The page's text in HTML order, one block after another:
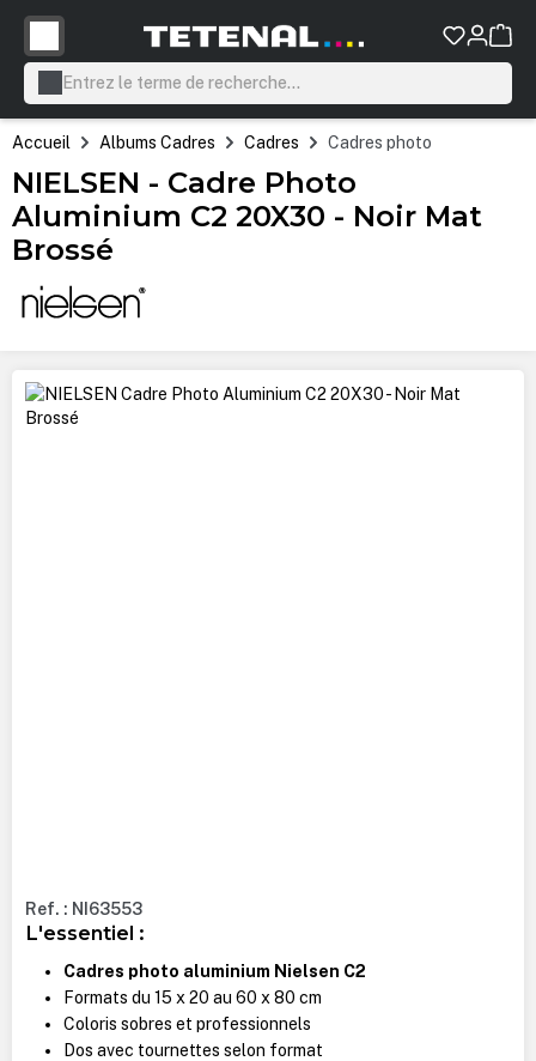
principal
Accueil Albums Cadres Cadres Cadres photo
NIELSEN - Cadre Photo
Aluminium C2 20X30 - Noir Mat
Brossé
Ignorer la galerie d'images
Ref. : NI63553
L'essentiel :
Cadres photo aluminium Nielsen C2
Formats du 15 x 20 au 60 x 80 cm
Coloris sobres et professionnels
Dos avec tournettes selon format